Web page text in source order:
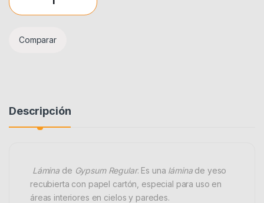
Comparar
Descripción
Lámina de Gypsum Regular. Es una láminade yeso
recubierta con papel cartón, especial para uso en
áreas interiores en cielos y paredes.